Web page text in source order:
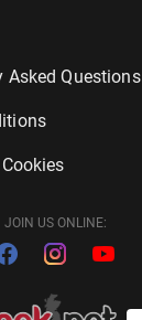
Asked Questions
JOIN US ONLINE: